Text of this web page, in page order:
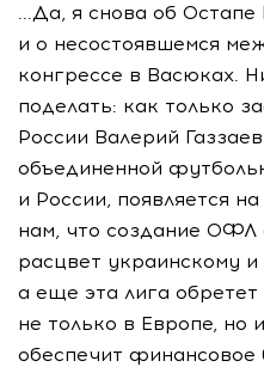
...Да, я снова об Остапе
и о несостоявшемся
конгрессе в Васюках.
поделать: как только
России Валерий
объединенной
и России, появляется
нам, что создание ОФЛ
расцвет украинскому
а еще эта лига
не только в Европе, но
обеспечит финансовое